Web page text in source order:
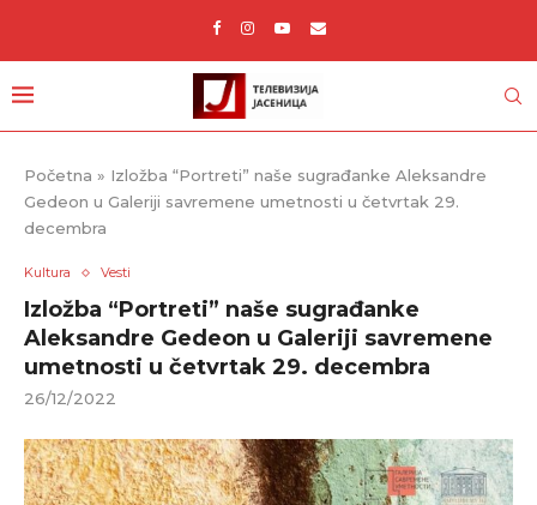
Početna » Izložba “Portreti” naše sugrađanke Aleksandre
Gedeon u Galeriji savremene umetnosti u četvrtak 29.
decembra
Kultura Vesti
Izložba “Portreti” naše sugrađanke
Aleksandre Gedeon u Galeriji savremene
umetnosti u četvrtak 29. decembra
26/12/2022